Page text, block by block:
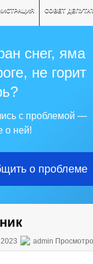
СОВЕТ
снег, яма
не горит
с проблемой —
о ней!
о проблеме
admin